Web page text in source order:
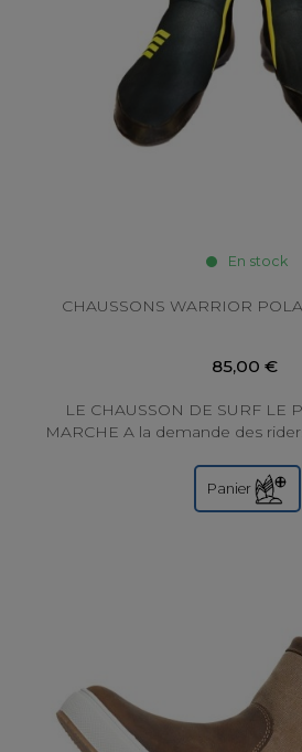
En stock
CHAUSSONS WARRIOR
85,00 €
LE CHAUSSON DE SURF LE
MARCHE A la demande des
Panier